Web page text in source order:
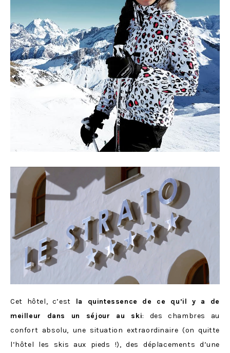
Cet hôtel, c’est la quintessence de ce qu’il y a de
meilleur dans un séjour au ski: des chambres au
confort absolu, une situation extraordinaire (on quitte
l’hôtel les skis aux pieds !), des déplacements d’une